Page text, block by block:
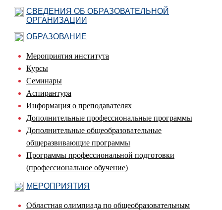
СВЕДЕНИЯ ОБ ОБРАЗОВАТЕЛЬНОЙ
ОРГАНИЗАЦИИ
ОБРАЗОВАНИЕ
Мероприятия института
Курсы
Семинары
Аспирантура
Информация о преподавателях
Дополнительные профессиональные программы
Дополнительные общеобразовательные
общеразвивающие программы
Программы профессиональной подготовки
(профессиональное обучение)
МЕРОПРИЯТИЯ
Областная олимпиада по общеобразовательным